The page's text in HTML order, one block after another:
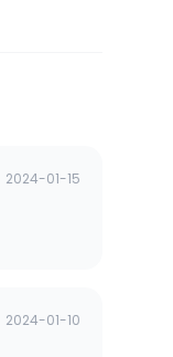
2024-01-15
2024-01-10